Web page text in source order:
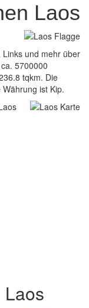
Laos
und mehr über
5700000
tqkm. Die
ist Kip.